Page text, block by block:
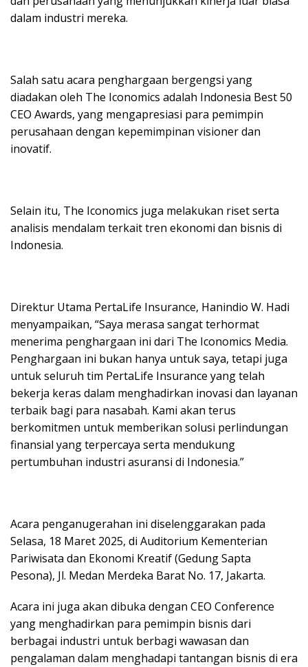
dalam industri mereka.
Salah satu acara penghargaan bergengsi yang
diadakan oleh The Iconomics adalah Indonesia Best 50
CEO Awards, yang mengapresiasi para pemimpin
perusahaan dengan kepemimpinan visioner dan
inovatif.
Selain itu, The Iconomics juga melakukan riset serta
analisis mendalam terkait tren ekonomi dan bisnis di
Indonesia.
Direktur Utama PertaLife Insurance, Hanindio W. Hadi
menyampaikan, “Saya merasa sangat terhormat
menerima penghargaan ini dari The Iconomics Media.
Penghargaan ini bukan hanya untuk saya, tetapi juga
untuk seluruh tim PertaLife Insurance yang telah
bekerja keras dalam menghadirkan inovasi dan layanan
terbaik bagi para nasabah. Kami akan terus
berkomitmen untuk memberikan solusi perlindungan
finansial yang terpercaya serta mendukung
pertumbuhan industri asuransi di Indonesia.”
Acara penganugerahan ini diselenggarakan pada
Selasa, 18 Maret 2025, di Auditorium Kementerian
Pariwisata dan Ekonomi Kreatif (Gedung Sapta
Pesona), Jl. Medan Merdeka Barat No. 17, Jakarta.
Acara ini juga akan dibuka dengan CEO Conference
yang menghadirkan para pemimpin bisnis dari
berbagai industri untuk berbagi wawasan dan
pengalaman dalam menghadapi tantangan bisnis di era